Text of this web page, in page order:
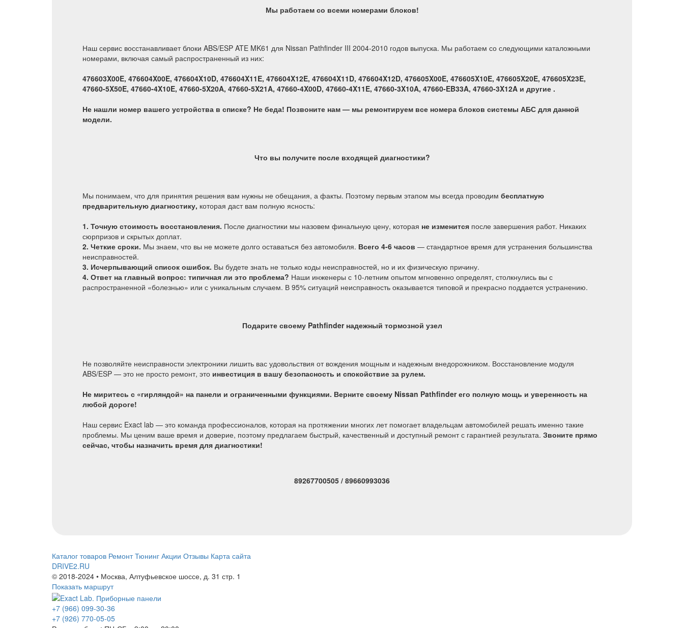
Мы работаем со всеми номерами блоков!
Наш сервис восстанавливает блоки ABS/ESP ATE MK61 для Nissan Pathfinder III 2004-2010 годов выпуска. Мы работаем со следующими каталожными
номерами, включая самый распространенный из них:
476603X00E, 476604X00E, 476604X10D, 476604X11E, 476604X12E, 476604X11D, 476604X12D, 476605X00E, 476605X10E, 476605X20E, 476605X23E,
47660-5X50E, 47660-4X10E, 47660-5X20A, 47660-5X21A, 47660-4X00D, 47660-4X11E, 47660-3X10A, 47660-EB33A, 47660-3X12A и другие .
Не нашли номер вашего устройства в списке? Не беда! Позвоните нам — мы ремонтируем все номера блоков системы АБС для данной
модели.
Что вы получите после входящей диагностики?
Мы понимаем, что для принятия решения вам нужны не обещания, а факты. Поэтому первым этапом мы всегда проводим бесплатную
предварительную диагностику, которая даст вам полную ясность:
1. Точную стоимость восстановления. После диагностики мы назовем финальную цену, которая не изменится после завершения работ. Никаких
сюрпризов и скрытых доплат.
2. Четкие сроки. Мы знаем, что вы не можете долго оставаться без автомобиля. Всего 4-6 часов — стандартное время для устранения большинства
неисправностей.
3. Исчерпывающий список ошибок. Вы будете знать не только коды неисправностей, но и их физическую причину.
4. Ответ на главный вопрос: типичная ли это проблема? Наши инженеры с 10-летним опытом мгновенно определят, столкнулись вы с
распространенной «болезнью» или с уникальным случаем. В 95% ситуаций неисправность оказывается типовой и прекрасно поддается устранению.
Подарите своему Pathfinder надежный тормозной узел
Не позволяйте неисправности электроники лишить вас удовольствия от вождения мощным и надежным внедорожником. Восстановление модуля
ABS/ESP — это не просто ремонт, это инвестиция в вашу безопасность и спокойствие за рулем.
Не миритесь с «гирляндой» на панели и ограниченными функциями. Верните своему Nissan Pathfinder его полную мощь и уверенность на
любой дороге!
Наш сервис Exact lab — это команда профессионалов, которая на протяжении многих лет помогает владельцам автомобилей решать именно такие
проблемы. Мы ценим ваше время и доверие, поэтому предлагаем быстрый, качественный и доступный ремонт с гарантией результата. Звоните прямо
сейчас, чтобы назначить время для диагностики!
89267700505 / 89660993036
Каталог товаров Ремонт Тюнинг Акции Отзывы Карта сайта
DRIVE2.RU
© 2018-2024 • Москва, Алтуфьевское шоссе, д. 31 стр. 1
Показать маршрут
+7 (966) 099-30-36
+7 (926) 770-05-05